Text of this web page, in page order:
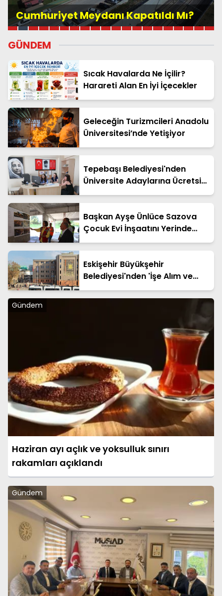
Cumhuriyet Meydanı Kapatıldı Mı?
GÜNDEM
Sıcak Havalarda Ne İçilir?
Harareti Alan En İyi İçecekler
Geleceğin Turizmcileri Anadolu
Üniversitesi’nde Yetişiyor
Tepebaşı Belediyesi'nden
Üniversite Adaylarına Ücretsiz
Tercih Desteği
Başkan Ayşe Ünlüce Sazova
Çocuk Evi İnşaatını Yerinde
İnceledi
Eskişehir Büyükşehir
Belediyesi'nden 'İşe Alım ve
Yardım' Dolandırıcılığı Uyarısı
Gündem
Haziran ayı açlık ve yoksulluk sınırı
rakamları açıklandı
Gündem